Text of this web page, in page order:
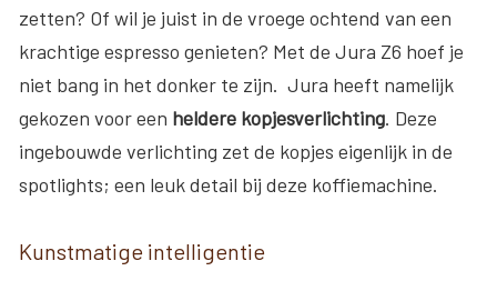
zetten? Of wil je juist in de vroege ochtend van een
krachtige espresso genieten? Met de Jura Z6 hoef je
niet bang in het donker te zijn. Jura heeft namelijk
gekozen voor een heldere kopjesverlichting. Deze
ingebouwde verlichting zet de kopjes eigenlijk in de
spotlights; een leuk detail bij deze koffiemachine.
Kunstmatige intelligentie